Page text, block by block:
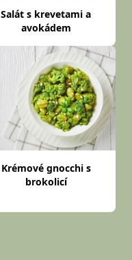
Salát s krevetami a
avokádem
Krémové gnocchi s
brokolicí